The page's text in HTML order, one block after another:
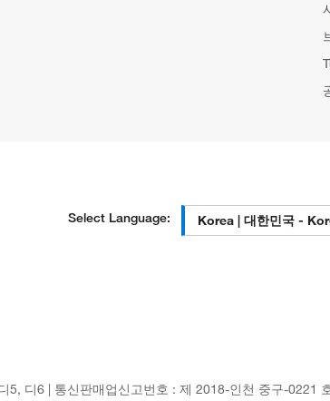
Select Language:
5, 디6 | 통신판매업신고번호 : 제 2018-인천 중구-0221